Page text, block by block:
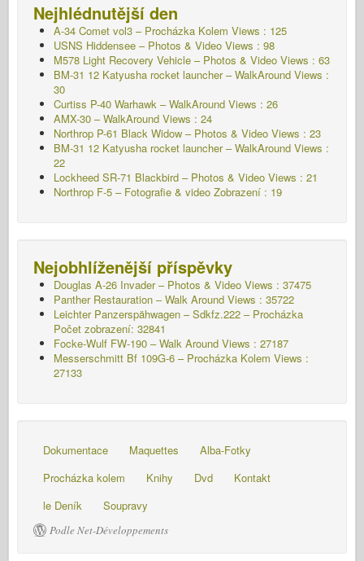
Nejhlédnutější den
A-34 Comet vol3 – Procházka Kolem Views : 125
USNS Hiddensee – Photos & Video Views : 98
M578 Light Recovery Vehicle – Photos & Video Views : 63
BM-31 12 Katyusha rocket launcher – WalkAround Views :
30
Curtiss P-40 Warhawk – WalkAround Views : 26
AMX-30 – WalkAround Views : 24
Northrop P-61 Black Widow – Photos & Video Views : 23
BM-31 12 Katyusha rocket launcher – WalkAround Views :
22
Lockheed SR-71 Blackbird – Photos & Video Views : 21
Northrop F-5 – Fotografie & video Zobrazení : 19
Nejobhlíženější příspěvky
Douglas A-26 Invader – Photos & Video Views : 37475
Panther Restauration – Walk Around Views : 35722
Leichter Panzerspähwagen – Sdkfz.222 – Procházka
Počet zobrazení: 32841
Focke-Wulf FW-190 – Walk Around Views : 27187
Messerschmitt Bf 109G-6 – Procházka Kolem Views :
27133
Dokumentace Maquettes
Alba-Fotky
Procházka kolem
Knihy Dvd
Kontakt
le Deník
Soupravy
Podle Net-Développements